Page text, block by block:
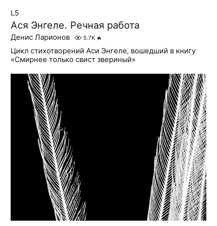
L5
Ася Энгеле. Речная работа
Денис Ларионов 5.7K 🔥
Цикл стихотворений Аси Энгеле, вошедший в книгу
«Смирнее только свист звериный»